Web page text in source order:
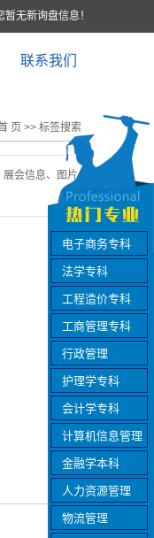
暂无新询盘信息！
联系我们
页 >> 标签搜索
展会信息、图片
电子商务专科
法学专科
工程造价专科
工商管理专科
行政管理
护理学专科
会计学专科
计算机信息管理
金融学本科
人力资源管理
物流管理